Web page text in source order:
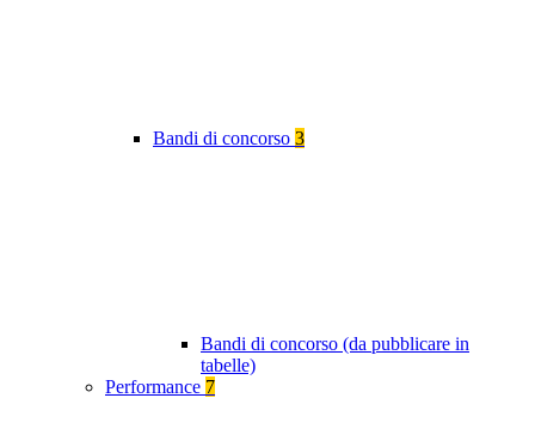
Bandi di concorso 3
Bandi di concorso (da pubblicare in
tabelle)
Performance 7